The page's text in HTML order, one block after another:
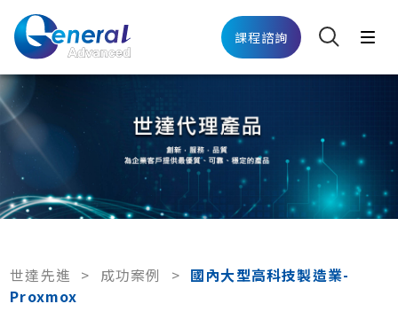
課程諮詢
世達先進 > 成功案例 > 國內大型高科技製造業-
Proxmox